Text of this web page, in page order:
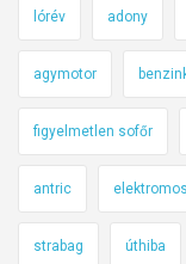
lórév adony
agymotor
figyelmetlen sofőr
antric
strabag úthiba